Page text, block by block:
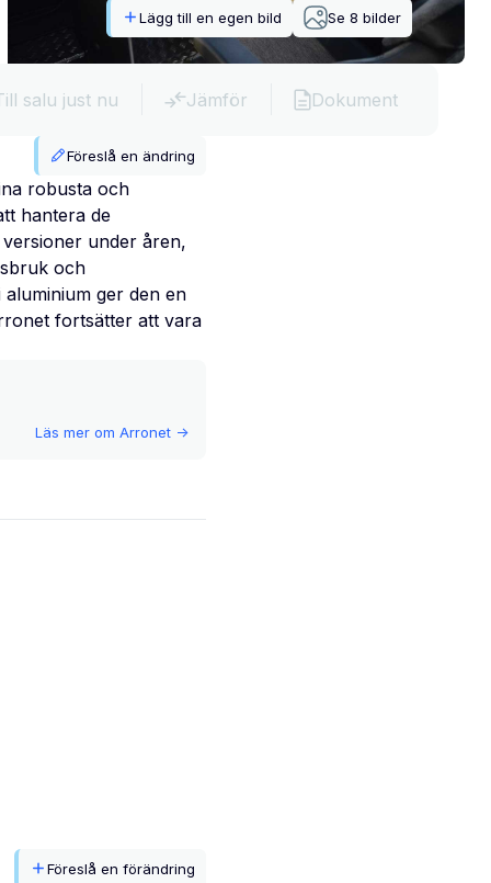
Lägg till en egen bild Se 8 bilder
salu just nu Jämför Dokument
Föreslå en ändring
robusta och
hantera de
under åren,
och
ger den en
fortsätter att vara
Läs mer om Arronet ->
Föreslå en förändring